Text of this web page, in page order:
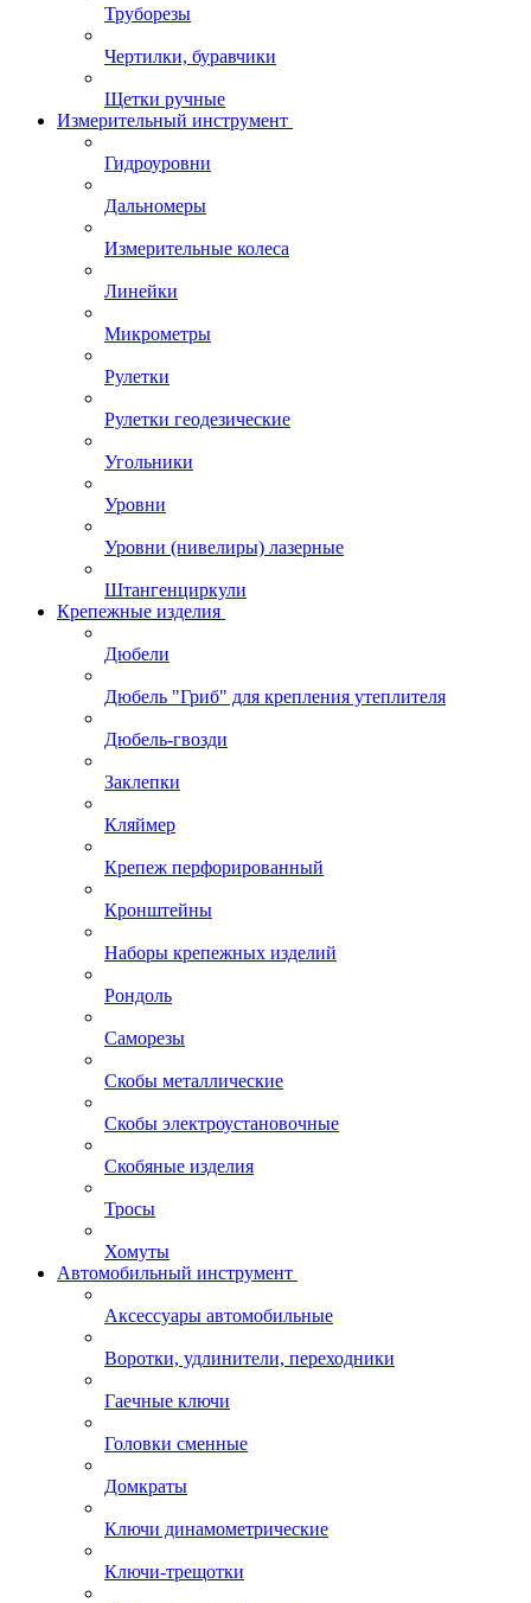
Труборезы
Чертилки, буравчики
Щетки ручные
Измерительный инструмент
Гидроуровни
Дальномеры
Измерительные колеса
Линейки
Микрометры
Рулетки
Рулетки геодезические
Угольники
Уровни
Уровни (нивелиры) лазерные
Штангенциркули
Крепежные изделия
Дюбели
Дюбель "Гриб" для крепления утеплителя
Дюбель-гвозди
Заклепки
Кляймер
Крепеж перфорированный
Кронштейны
Наборы крепежных изделий
Рондоль
Саморезы
Скобы металлические
Скобы электроустановочные
Скобяные изделия
Тросы
Хомуты
Автомобильный инструмент
Аксессуары автомобильные
Воротки, удлинители, переходники
Гаечные ключи
Головки сменные
Домкраты
Ключи динамометрические
Ключи-трещотки